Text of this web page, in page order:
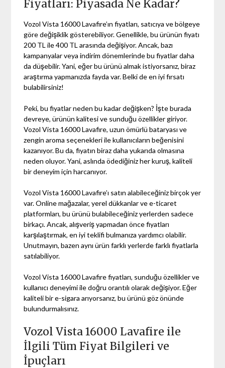
Fiyatları: Piyasada Ne Kadar?
Vozol Vista 16000 Lavafire’ın fiyatları, satıcıya ve bölgeye
göre değişiklik gösterebiliyor. Genellikle, bu ürünün fiyatı
200 TL ile 400 TL arasında değişiyor. Ancak, bazı
kampanyalar veya indirim dönemlerinde bu fiyatlar daha
da düşebilir. Yani, eğer bu ürünü almak istiyorsanız, biraz
araştırma yapmanızda fayda var. Belki de en iyi fırsatı
bulabilirsiniz!
Peki, bu fiyatlar neden bu kadar değişken? İşte burada
devreye, ürünün kalitesi ve sunduğu özellikler giriyor.
Vozol Vista 16000 Lavafire, uzun ömürlü bataryası ve
zengin aroma seçenekleri ile kullanıcıların beğenisini
kazanıyor. Bu da, fiyatın biraz daha yukarıda olmasına
neden oluyor. Yani, aslında ödediğiniz her kuruş, kaliteli
bir deneyim için harcanıyor.
Vozol Vista 16000 Lavafire’ı satın alabileceğiniz birçok yer
var. Online mağazalar, yerel dükkanlar ve e-ticaret
platformları, bu ürünü bulabileceğiniz yerlerden sadece
birkaçı. Ancak, alışveriş yapmadan önce fiyatları
karşılaştırmak, en iyi teklifi bulmanıza yardımcı olabilir.
Unutmayın, bazen aynı ürün farklı yerlerde farklı fiyatlarla
satılabiliyor.
Vozol Vista 16000 Lavafire fiyatları, sunduğu özellikler ve
kullanıcı deneyimi ile doğru orantılı olarak değişiyor. Eğer
kaliteli bir e-sigara arıyorsanız, bu ürünü göz önünde
bulundurmalısınız.
Vozol Vista 16000 Lavafire ile
İlgili Tüm Fiyat Bilgileri ve
İpuçları